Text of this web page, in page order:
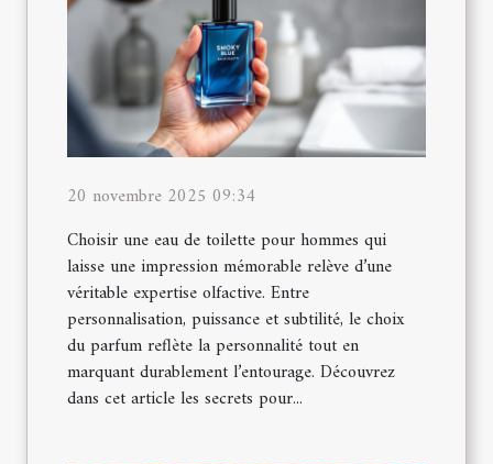
20 novembre 2025 09:34
Choisir une eau de toilette pour hommes qui
laisse une impression mémorable relève d’une
véritable expertise olfactive. Entre
personnalisation, puissance et subtilité, le choix
du parfum reflète la personnalité tout en
marquant durablement l’entourage. Découvrez
dans cet article les secrets pour...